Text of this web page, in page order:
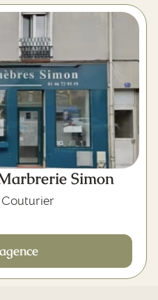
Simon
Couturier